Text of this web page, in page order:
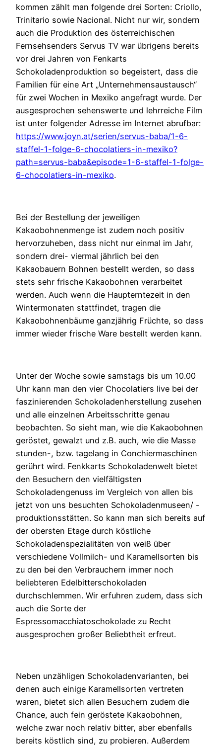
kommen zählt man folgende drei Sorten: Criollo,
Trinitario sowie Nacional. Nicht nur wir, sondern
auch die Produktion des österreichischen
Fernsehsenders Servus TV war übrigens bereits
vor drei Jahren von Fenkarts
Schokoladenproduktion so begeistert, dass die
Familien für eine Art „Unternehmensaustausch“
für zwei Wochen in Mexiko angefragt wurde. Der
ausgesprochen sehenswerte und lehrreiche Film
ist unter folgender Adresse im Internet abrufbar:
https://www.joyn.at/serien/servus-baba/1-6-
staffel-1-folge-6-chocolatiers-in-mexiko?
path=servus-baba&episode=1-6-staffel-1-folge-
6-chocolatiers-in-mexiko.
Bei der Bestellung der jeweiligen
Kakaobohnenmenge ist zudem noch positiv
hervorzuheben, dass nicht nur einmal im Jahr,
sondern drei- viermal jährlich bei den
Kakaobauern Bohnen bestellt werden, so dass
stets sehr frische Kakaobohnen verarbeitet
werden. Auch wenn die Haupterntezeit in den
Wintermonaten stattfindet, tragen die
Kakaobohnenbäume ganzjährig Früchte, so dass
immer wieder frische Ware bestellt werden kann.
Unter der Woche sowie samstags bis um 10.00
Uhr kann man den vier Chocolatiers live bei der
faszinierenden Schokoladenherstellung zusehen
und alle einzelnen Arbeitsschritte genau
beobachten. So sieht man, wie die Kakaobohnen
geröstet, gewalzt und z.B. auch, wie die Masse
stunden-, bzw. tagelang in Conchiermaschinen
gerührt wird. Fenkkarts Schokoladenwelt bietet
den Besuchern den vielfältigsten
Schokoladengenuss im Vergleich von allen bis
jetzt von uns besuchten Schokoladenmuseen/ -
produktionsstätten. So kann man sich bereits auf
der obersten Etage durch köstliche
Schokoladenspezialitäten von weiß über
verschiedene Vollmilch- und Karamellsorten bis
zu den bei den Verbrauchern immer noch
beliebteren Edelbitterschokoladen
durchschlemmen. Wir erfuhren zudem, dass sich
auch die Sorte der
Espressomacchiatoschokolade zu Recht
ausgesprochen großer Beliebtheit erfreut.
Neben unzähligen Schokoladenvarianten, bei
denen auch einige Karamellsorten vertreten
waren, bietet sich allen Besuchern zudem die
Chance, auch fein geröstete Kakaobohnen,
welche zwar noch relativ bitter, aber ebenfalls
bereits köstlich sind, zu probieren. Außerdem